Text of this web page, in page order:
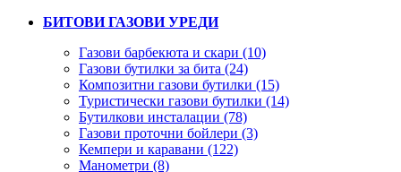
БИТОВИ ГАЗОВИ УРЕДИ
Газови барбекюта и скари (10)
Газови бутилки за бита (24)
Композитни газови бутилки (15)
Туристически газови бутилки (14)
Бутилкови инсталации (78)
Газови проточни бойлери (3)
Кемпери и каравани (122)
Манометри (8)